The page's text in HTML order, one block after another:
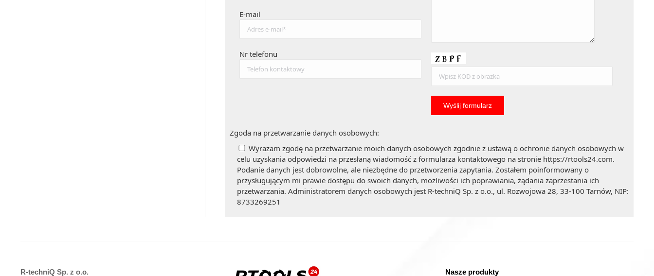
E-mail
Nr telefonu
Zgoda na przetwarzanie danych osobowych:
Wyrażam zgodę na przetwarzanie moich danych osobowych zgodnie z ustawą o ochronie danych osobowych w
celu uzyskania odpowiedzi na przesłaną wiadomość z formularza kontaktowego na stronie https://rtools24.com.
Podanie danych jest dobrowolne, ale niezbędne do przetworzenia zapytania. Zostałem poinformowany o
przysługującym mi prawie dostępu do swoich danych, możliwości ich poprawiania, żądania zaprzestania ich
przetwarzania. Administratorem danych osobowych jest R-techniQ Sp. z o.o., ul. Rozwojowa 28, 33-100 Tarnów, NIP:
8733269251
R-techniQ Sp. z o.o. Nasze produkty